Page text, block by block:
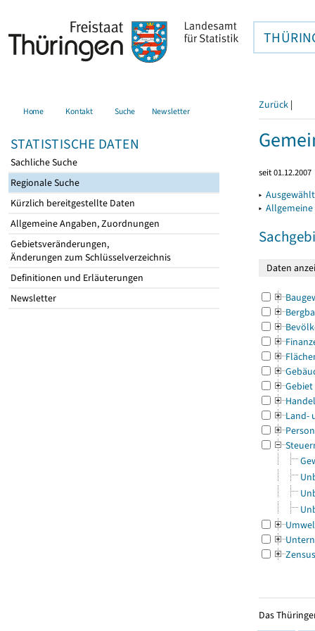
Home Kontakt Suche Newsletter
STATISTISCHE DATEN
Sachliche Suche
Regionale Suche
Kürzlich bereitgestellte Daten
Allgemeine Angaben, Zuordnungen
Gebietsveränderungen,
Änderungen zum Schlüsselverzeichnis
Definitionen und Erläuterungen
Newsletter
Zurück |
seit 01.12.2007
▸
▸
Gebiet
Land-
Zensus
Das